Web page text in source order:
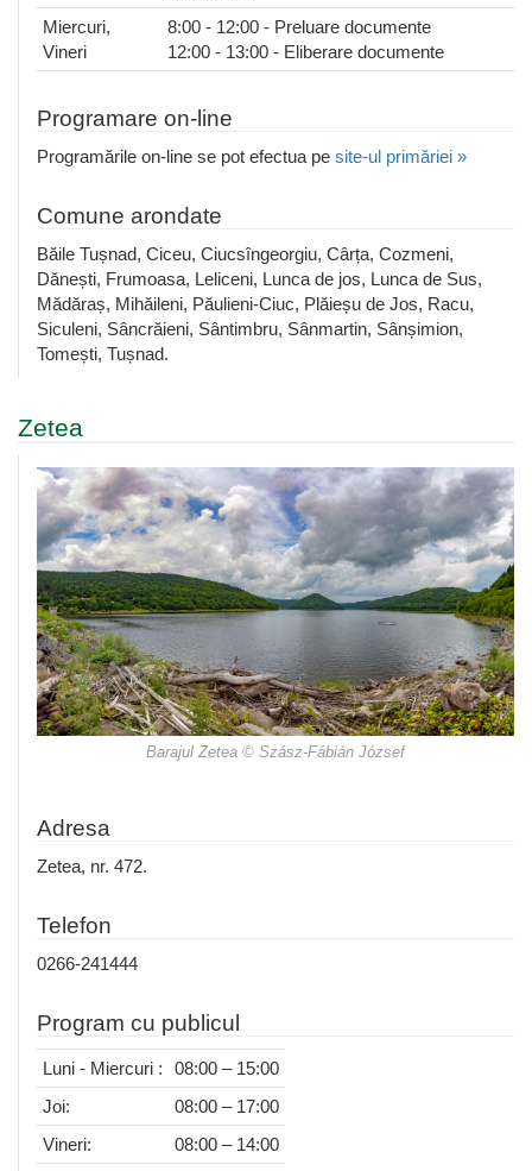
Miercuri,
Vineri
8:00 - 12:00 - Preluare documente
12:00 - 13:00 - Eliberare documente
Programare on-line
Programările on-line se pot efectua pe site-ul primăriei »
Comune arondate
Băile Tușnad, Ciceu, Ciucsîngeorgiu, Cârța, Cozmeni,
Dănești, Frumoasa, Leliceni, Lunca de jos, Lunca de Sus,
Mădăraș, Mihăileni, Păulieni-Ciuc, Plăieșu de Jos, Racu,
Siculeni, Sâncrăieni, Sântimbru, Sânmartin, Sânșimion,
Tomești, Tușnad.
Zetea
Barajul Zetea © Szász-Fábián József
Adresa
Zetea, nr. 472.
Telefon
0266-241444
Program cu publicul
Luni - Miercuri :
08:00 – 15:00
Joi:
08:00 – 17:00
Vineri:
08:00 – 14:00